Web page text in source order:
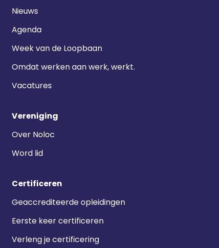
Nieuws
Agenda
Week van de Loopbaan
Omdat werken aan werk, werkt.
Vacatures
Vereniging
Over Noloc
Word lid
Certificeren
Geaccrediteerde opleidingen
Eerste keer certificeren
Verleng je certificering